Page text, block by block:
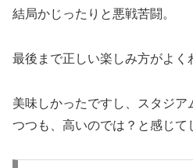
結局かじったりと悪戦苦闘。
最後まで正しい楽しみ方がよく
美味しかったですし、スタジア
つつも、高いのでは？と感じて